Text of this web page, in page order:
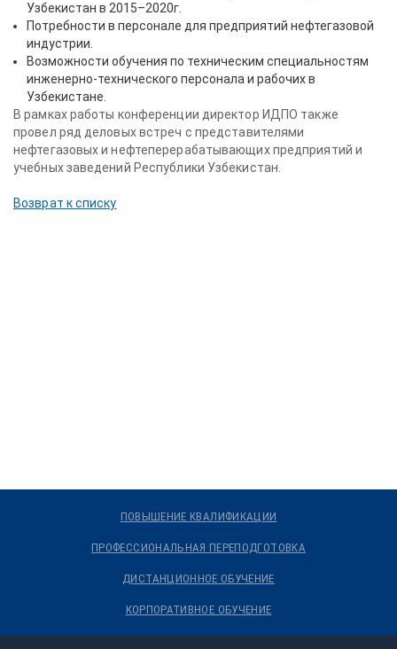
Узбекистан в 2015–2020г.
Потребности в персонале для предприятий нефтегазовой
индустрии.
Возможности обучения по техническим специальностям
инженерно-технического персонала и рабочих в
Узбекистане.
В рамках работы конференции директор ИДПО также
провел ряд деловых встреч с представителями
нефтегазовых и нефтеперерабатывающих предприятий и
учебных заведений Республики Узбекистан.
Возврат к списку
ПОВЫШЕНИЕ КВАЛИФИКАЦИИ
ПРОФЕССИОНАЛЬНАЯ ПЕРЕПОДГОТОВКА
ДИСТАНЦИОННОЕ ОБУЧЕНИЕ
КОРПОРАТИВНОЕ ОБУЧЕНИЕ